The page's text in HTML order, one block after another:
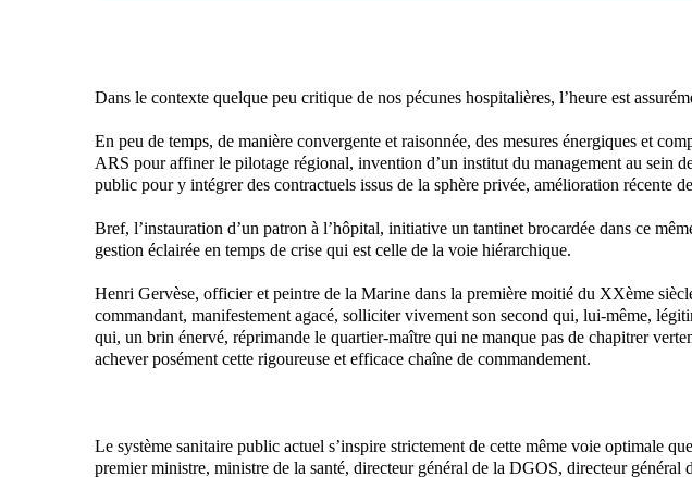
Dans le contexte quelque peu critique de nos pécunes hospitalières, l’heure est
En peu de temps, de manière convergente et raisonnée, des mesures énergiques et
ARS pour affiner le pilotage régional, invention d’un institut du management au sein
public pour y intégrer des contractuels issus de la sphère privée, amélioration récente
Bref, l’instauration d’un patron à l’hôpital, initiative un tantinet brocardée dans ce
gestion éclairée en temps de crise qui est celle de la voie hiérarchique.
Henri Gervèse, officier et peintre de la Marine dans la première moitié du XXème
commandant, manifestement agacé, solliciter vivement son second qui, lui-même,
qui, un brin énervé, réprimande le quartier-maître qui ne manque pas de chapitrer
achever posément cette rigoureuse et efficace chaîne de commandement.
Le système sanitaire public actuel s’inspire strictement de cette même voie optimale
premier ministre, ministre de la santé, directeur général de la DGOS, directeur général